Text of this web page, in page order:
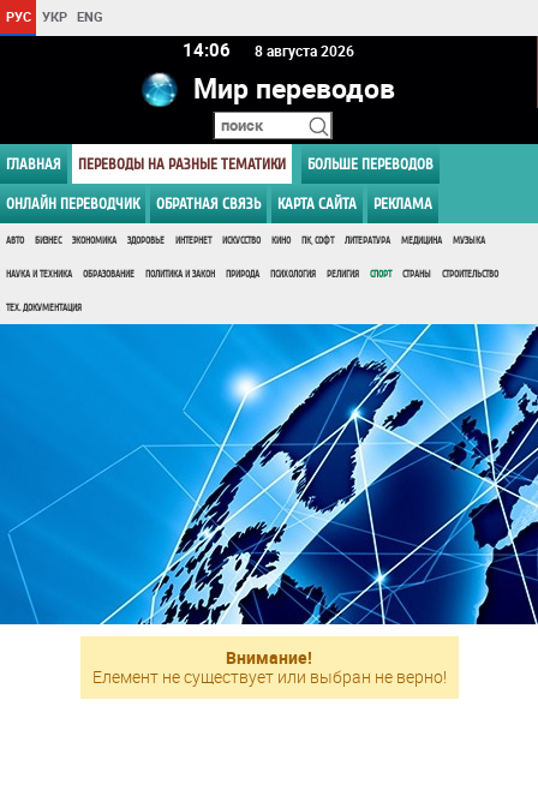
РУС УКР ENG
14 06 8 августа 2026
Мир переводов
ГЛАВНАЯ ПЕРЕВОДЫ НА РАЗНЫЕ ТЕМАТИКИ БОЛЬШЕ ПЕРЕВОДОВ
ОНЛАЙН ПЕРЕВОДЧИК ОБРАТНАЯ СВЯЗЬ КАРТА САЙТА РЕКЛАМА
АВТО БИЗНЕС ЭКОНОМИКА ЗДОРОВЬЕ ИНТЕРНЕТ ИСКУССТВО КИНО ПК, СОФТ ЛИТЕРАТУРА МЕДИЦИНА МУЗЫКА
НАУКА И ТЕХНИКА ОБРАЗОВАНИЕ ПОЛИТИКА И ЗАКОН ПРИРОДА ПСИХОЛОГИЯ РЕЛИГИЯ СПОРТ СТРАНЫ СТРОИТЕЛЬСТВО
ТЕХ. ДОКУМЕНТАЦИЯ
Внимание!
Елемент не существует или выбран не верно!